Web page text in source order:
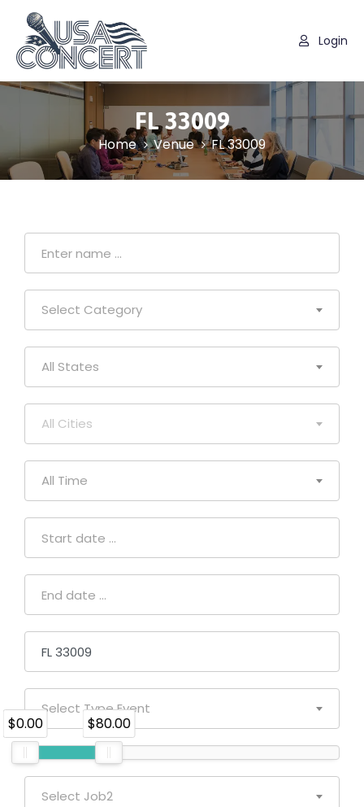
Login
FL 33009
Home Venue FL 33009
Select Category
All States
All Cities
All Time
Select Type Event
$0.00 $80.00
Select Job2